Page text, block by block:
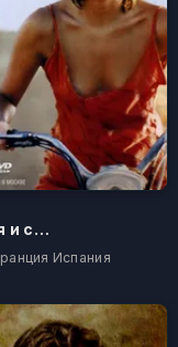
Люсия и секс
Испания